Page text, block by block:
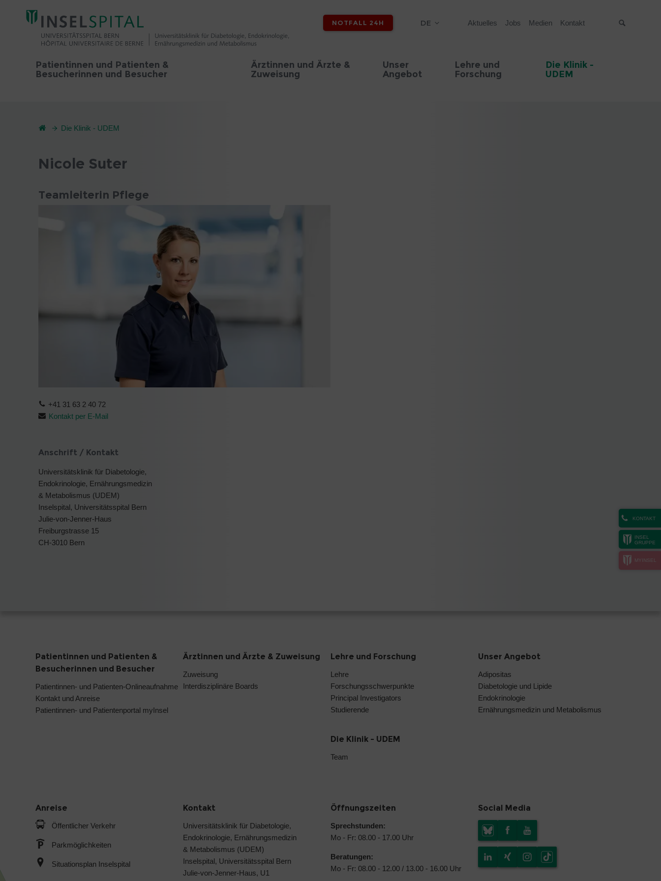
NOTFALL 24H DE Aktuelles Jobs Medien Kontakt
Patientinnen und Patienten &
Besucherinnen und Besucher
Ärztinnen und Ärzte &
Zuweisung
Unser
Angebot
Lehre und
Forschung
Die Klinik -
UDEM
KONTAKT
INSEL
GRUPPE
MYINSEL
Die Klinik - UDEM
Nicole Suter
Teamleiterin Pflege
+41 31 63 2 40 72
Kontakt per E-Mail
Anschrift / Kontakt
Universitätsklinik für Diabetologie,
Endokrinologie, Ernährungsmedizin
& Metabolismus (UDEM)
Inselspital, Universitätsspital Bern
Julie-von-Jenner-Haus
Freiburgstrasse 15
CH-3010 Bern
Patientinnen und Patienten &
Besucherinnen und Besucher
Patientinnen- und Patienten-Onlineaufnahme
Kontakt und Anreise
Patientinnen- und Patientenportal myInsel
Ärztinnen und Ärzte & Zuweisung
Zuweisung
Interdisziplinäre Boards
Lehre und Forschung
Lehre
Forschungsschwerpunkte
Principal Investigators
Studierende
Die Klinik - UDEM
Team
Unser Angebot
Adipositas
Diabetologie und Lipide
Endokrinologie
Ernährungsmedizin und Metabolismus
Anreise
Öffentlicher Verkehr
Parkmöglichkeiten
Situationsplan Inselspital
Kontakt
Universitätsklinik für Diabetologie,
Endokrinologie, Ernährungsmedizin
& Metabolismus (UDEM)
Inselspital, Universitätsspital Bern
Julie-von-Jenner-Haus, U1
Öffnungszeiten
Sprechstunden:
Mo - Fr: 08.00 - 17.00 Uhr
Beratungen:
Mo - Fr: 08.00 - 12.00 / 13.00 - 16.00 Uhr
Social Media